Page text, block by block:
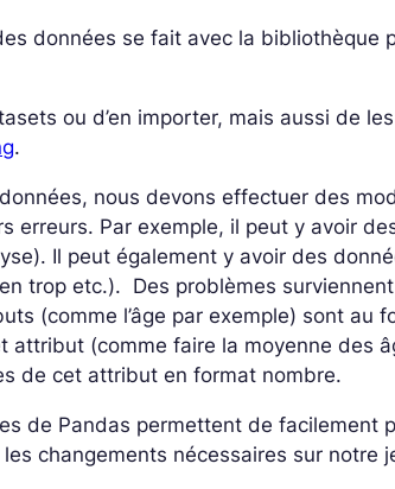
données se fait avec la bibliothèque
ou d’en importer, mais aussi de
.
nous devons effectuer des
erreurs. Par exemple, il peut y avoir
Il peut également y avoir des
trop etc.). Des problèmes
(comme l’âge par exemple) sont au
(comme faire la moyenne des
de cet attribut en format nombre.
de Pandas permettent de facilement
changements nécessaires sur notre